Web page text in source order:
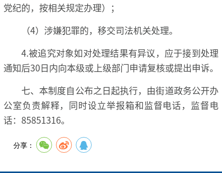
党纪的，按相关规定办理）；
（4）涉嫌犯罪的，移交司法机关处理。
4.被追究对象如对处理结果有异议，应于接到处理
通知后30日内向本级或上级部门申请复核或提出申诉。
七、本制度自公布之日起执行，由街道政务公开办
公室负责解释，同时设立举报箱和监督电话，监督电
话：85851316。
分享：